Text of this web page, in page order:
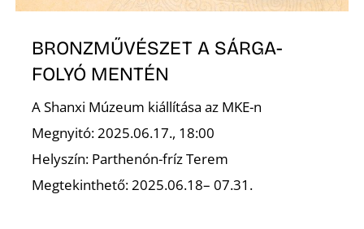
BRONZMŰVÉSZET A SÁRGA-
FOLYÓ MENTÉN
A Shanxi Múzeum kiállítása az MKE-n
Megnyitó: 2025.06.17., 18:00
Helyszín: Parthenón-fríz Terem
Megtekinthető: 2025.06.18– 07.31.